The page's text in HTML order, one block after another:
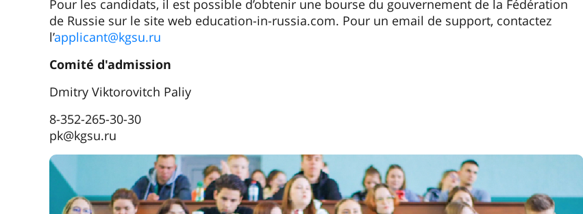
travail.
Domaines techniques
Construction de machines, technologies de l’information, construction, agroingénierie.
La langue d’enseignement
Caractéristiques:
base des entreprises partenaires. L’Université met en œuvre des programmes en
coopération avec de grandes entreprises des secteurs de l’informatique, de l’ingénierie et de
l’agriculture. Les diplômés acquièrent des qualifications pertinentes pour l’industrie et
l’économie numérique, avec des opportunités d’études approfondies en maîtrise et en
troisième cycle.